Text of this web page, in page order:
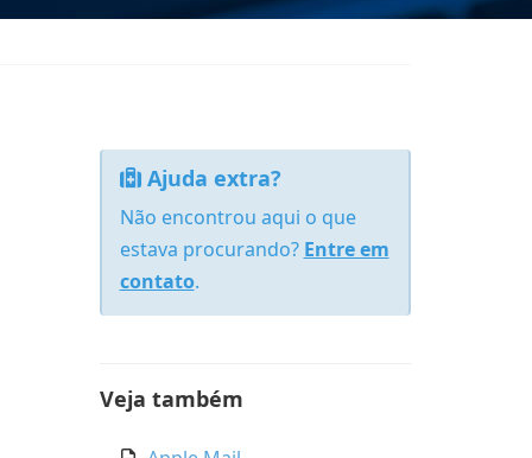
Ajuda extra?
Não encontrou aqui o que
estava procurando? Entre em
contato.
Veja também